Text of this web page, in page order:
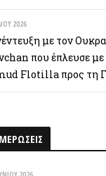
2026
με τον
που έπλευσε
Flotilla προς τη